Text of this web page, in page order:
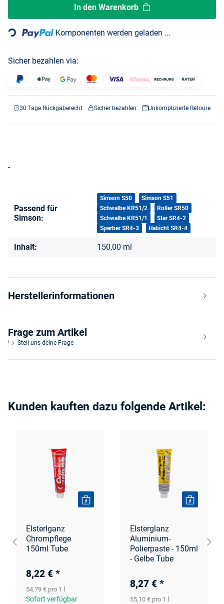
In den Warenkorb
Loading... Komponenten werden geladen ...
Sicher bezahlen via:
30 Tage Rückgaberecht Sicher bezahlen Unkomplizierte Retoure
-
Passend für
Simson:
Simson S50
Simson S51
Schwalbe KR51/2
Roller SR50
Schwalbe KR51/1
Star SR4-2
Sperber SR4-3
Habicht SR4-4
Inhalt: 150,00 ml
Herstellerinformationen
Frage zum Artikel
Stell uns deine Frage
Kunden kauften dazu folgende Artikel:
Elsterlganz
Chrompflege
150ml Tube
8,22 € *
54,79 € pro 1 l
Sofort verfügbar
Elsterglanz
Aluminium-
Polierpaste - 150ml
- Gelbe Tube
8,27 € *
55,10 € pro 1 l